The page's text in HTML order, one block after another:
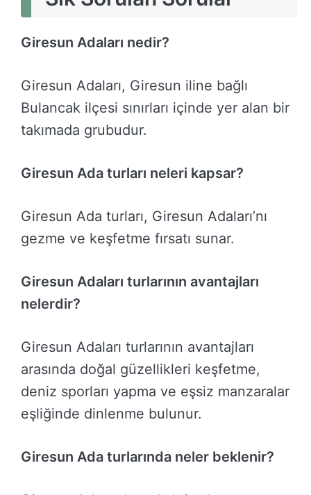
Giresun Adaları nedir?
Giresun Adaları, Giresun iline bağlı
Bulancak ilçesi sınırları içinde yer alan bir
takımada grubudur.
Giresun Ada turları neleri kapsar?
Giresun Ada turları, Giresun Adaları’nı
gezme ve keşfetme fırsatı sunar.
Giresun Adaları turlarının avantajları
nelerdir?
Giresun Adaları turlarının avantajları
arasında doğal güzellikleri keşfetme,
deniz sporları yapma ve eşsiz manzaralar
eşliğinde dinlenme bulunur.
Giresun Ada turlarında neler beklenir?